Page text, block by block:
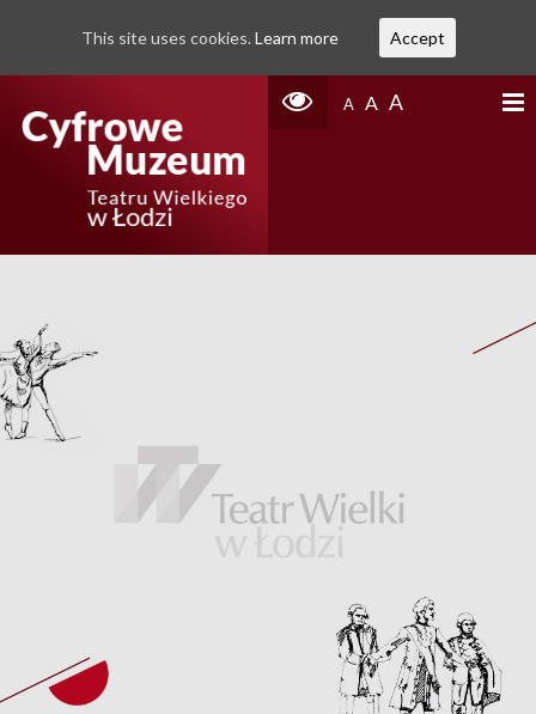
A A A
This site uses cookies. Learn more Accept